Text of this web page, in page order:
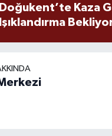
Doğukent’te Kaza
Işıklandırma